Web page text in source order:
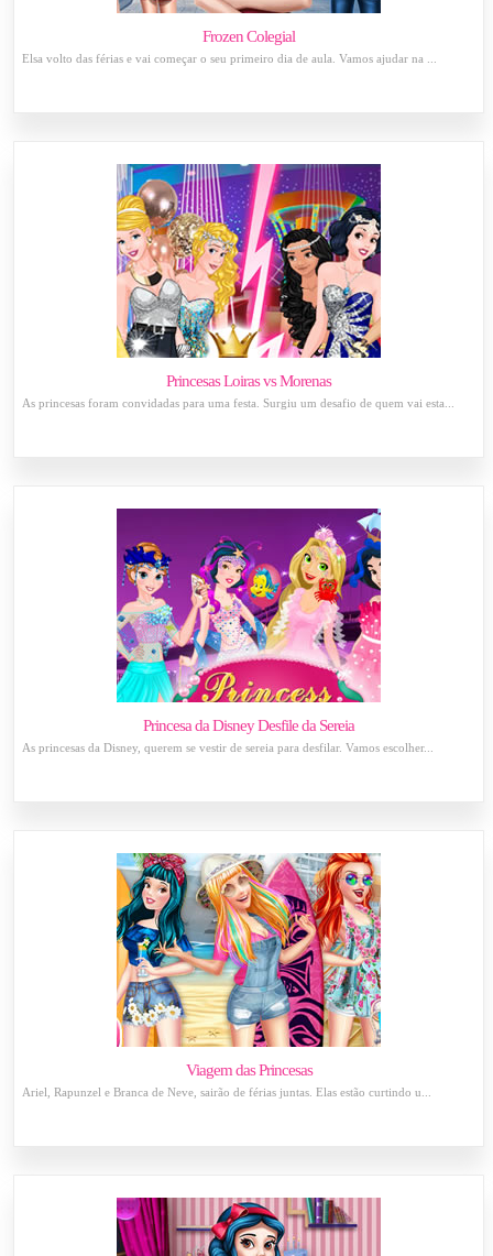
Frozen Colegial
Elsa volto das férias e vai começar o seu primeiro dia de aula. Vamos ajudar na ...
Princesas Loiras vs Morenas
As princesas foram convidadas para uma festa. Surgiu um desafio de quem vai esta...
Princesa da Disney Desfile da Sereia
As princesas da Disney, querem se vestir de sereia para desfilar. Vamos escolher...
Viagem das Princesas
Ariel, Rapunzel e Branca de Neve, sairão de férias juntas. Elas estão curtindo u...